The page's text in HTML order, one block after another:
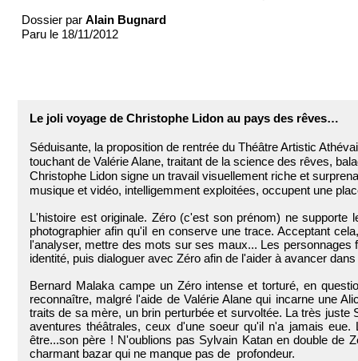
Le joli voyage de Christophe Lidon au pays des rêves…
Séduisante, la proposition de rentrée du Théâtre Artistic
touchant de Valérie Alane, traitant de la science des rêves,
Christophe Lidon signe un travail visuellement riche et
musique et vidéo, intelligemment exploitées, occupent une
L'histoire est originale. Zéro (c'est son prénom) ne
photographier afin qu'il en conserve une trace. Acceptant
l'analyser, mettre des mots sur ses maux... Les
identité, puis dialoguer avec Zéro afin de l'aider à avancer
Bernard Malaka campe un Zéro intense et torturé, en
reconnaître, malgré l'aide de Valérie Alane qui incarne une
traits de sa mère, un brin perturbée et survoltée. La très
aventures théâtrales, ceux d'une soeur qu'il n'a jamais
être...son père ! N'oublions pas Sylvain Katan en double de
charmant bazar qui ne manque pas de profondeur.
Dossier par Alain Bugnard
Paru le 18/11/2012